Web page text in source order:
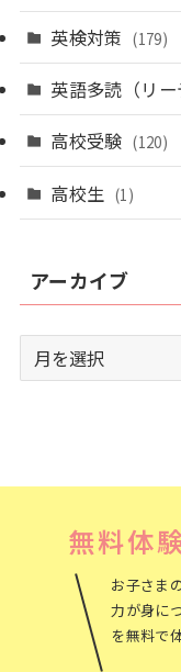
英検対策 (179)
英語多読（リー
高校受験 (120)
高校生 (1)
アーカイブ
ー
無料体
お子さま
力が身に
を無料で